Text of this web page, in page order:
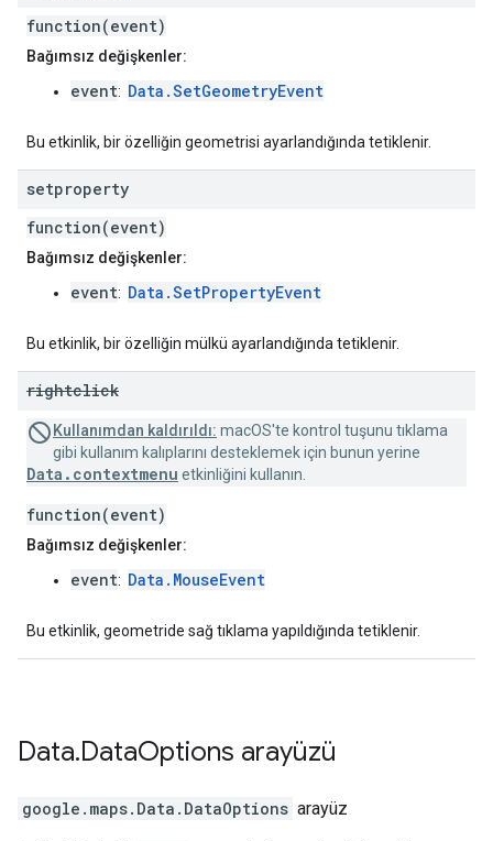
function(event)
Bağımsız değişkenler:
event: Data.SetGeometryEvent
Bu etkinlik, bir özelliğin geometrisi ayarlandığında tetiklenir.
setproperty
function(event)
Bağımsız değişkenler:
event: Data.SetPropertyEvent
Bu etkinlik, bir özelliğin mülkü ayarlandığında tetiklenir.
rightclick
Kullanımdan kaldırıldı: macOS'te kontrol tuşunu tıklama
gibi kullanım kalıplarını desteklemek için bunun yerine
Data.contextmenu etkinliğini kullanın.
function(event)
Bağımsız değişkenler:
event: Data.MouseEvent
Bu etkinlik, geometride sağ tıklama yapıldığında tetiklenir.
Data.DataOptions arayüzü
google.maps. Data.DataOptions arayüz